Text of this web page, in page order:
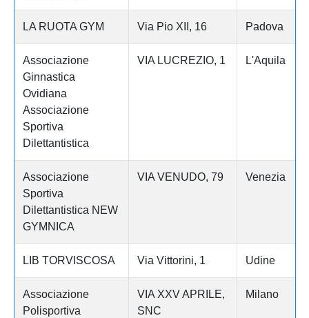
LA RUOTA GYM Via Pio XII, 16 Padova
Associazione
Ginnastica
Ovidiana
Associazione
Sportiva
Dilettantistica
VIA LUCREZIO, 1 L'Aquila
Associazione
Sportiva
Dilettantistica NEW
GYMNICA
VIA VENUDO, 79 Venezia
LIB TORVISCOSA Via Vittorini, 1 Udine
Associazione
Polisportiva
VIA XXV APRILE,
SNC
Milano